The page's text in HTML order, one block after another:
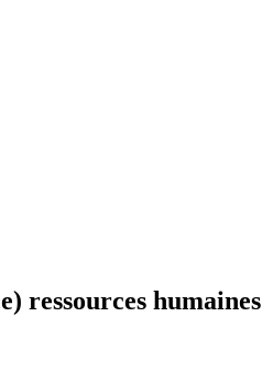
ressources humaines